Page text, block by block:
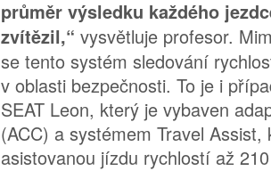
průměr výsledku každého
zvítězil,“ vysvětluje profesor.
se tento systém sledování
v oblasti bezpečnosti. To je i
SEAT Leon, který je vybaven
(ACC) a systémem Travel Assist,
asistovanou jízdu rychlostí až